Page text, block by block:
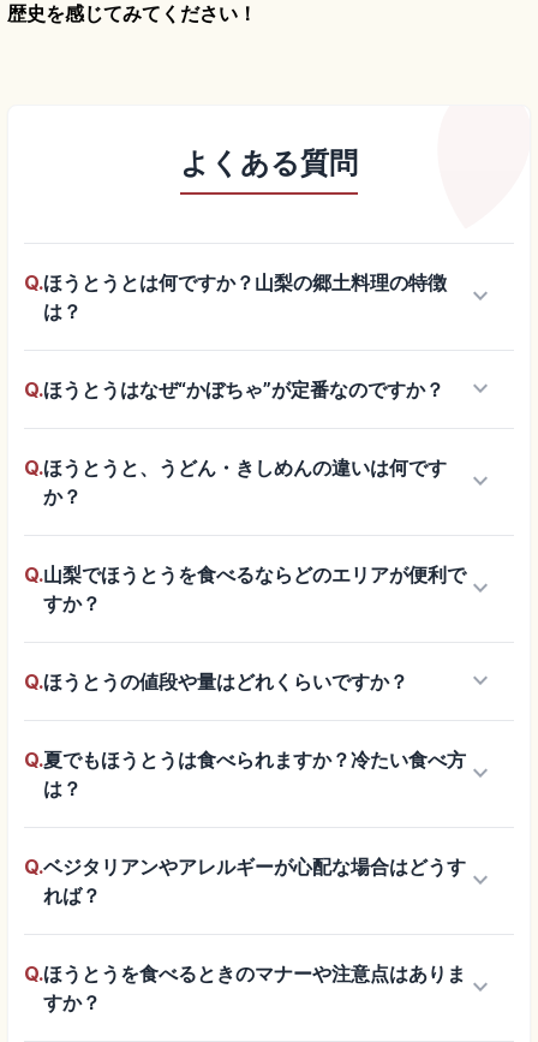
歴史を感じてみてください！
よくある質問
Q.ほうとうとは何ですか？山梨の郷土料理の特徴
は？
keyboard_arrow_down
Q.ほうとうはなぜ“かぼちゃ”が定番なのですか？ keyboard_arrow_down
Q.ほうとうと、うどん・きしめんの違いは何です
か？
keyboard_arrow_down
Q.山梨でほうとうを食べるならどのエリアが便利で
すか？
keyboard_arrow_down
Q.ほうとうの値段や量はどれくらいですか？ keyboard_arrow_down
Q.夏でもほうとうは食べられますか？冷たい食べ方
は？
keyboard_arrow_down
Q.ベジタリアンやアレルギーが心配な場合はどうす
れば？
keyboard_arrow_down
Q.ほうとうを食べるときのマナーや注意点はありま
すか？
keyboard_arrow_down